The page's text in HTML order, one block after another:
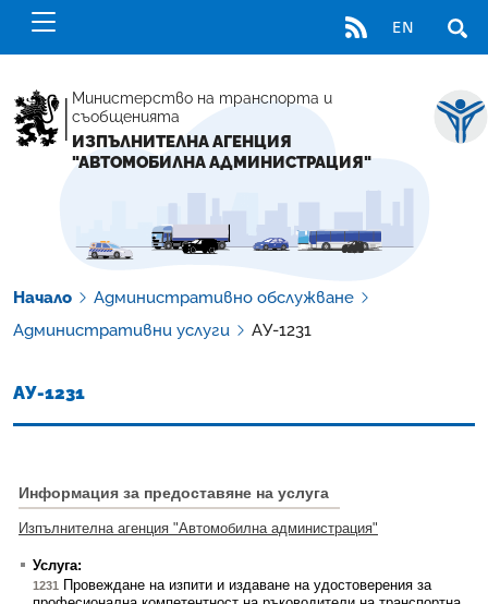
RSS EN
Министерство на транспорта и
съобщенията
ИЗПЪЛНИТЕЛНА АГЕНЦИЯ
"АВТОМОБИЛНА АДМИНИСТРАЦИЯ"
Начало
Административно обслужване
Административни услуги
АУ-1231
АУ-1231